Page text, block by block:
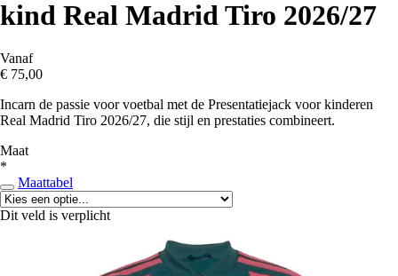
kind Real Madrid Tiro 2026/27
Vanaf
€ 75,00
Incarn de passie voor voetbal met de Presentatiejack voor kinderen
Real Madrid Tiro 2026/27, die stijl en prestaties combineert.
Maat
*
Maattabel
Dit veld is verplicht